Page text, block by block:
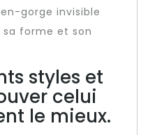
gorge invisible
forme et son
styles et
celui
le mieux.